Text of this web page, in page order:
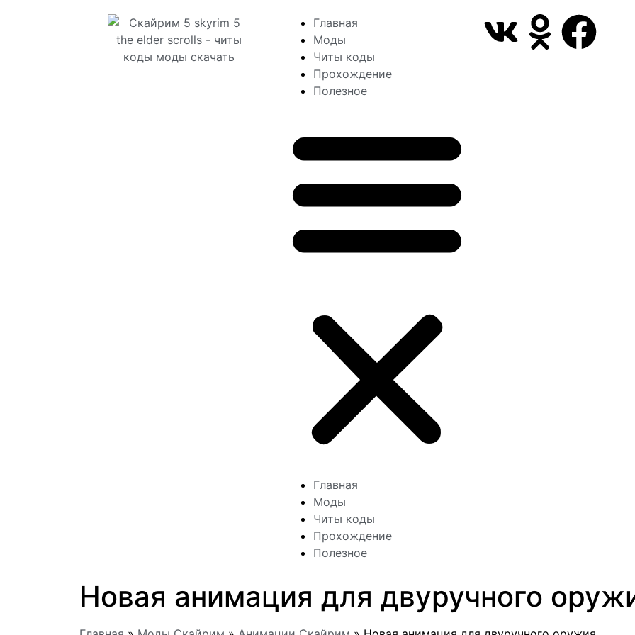
Главная
Моды
Читы коды
Прохождение
Полезное
Главная
Моды
Читы коды
Прохождение
Полезное
Новая анимация для двуручного